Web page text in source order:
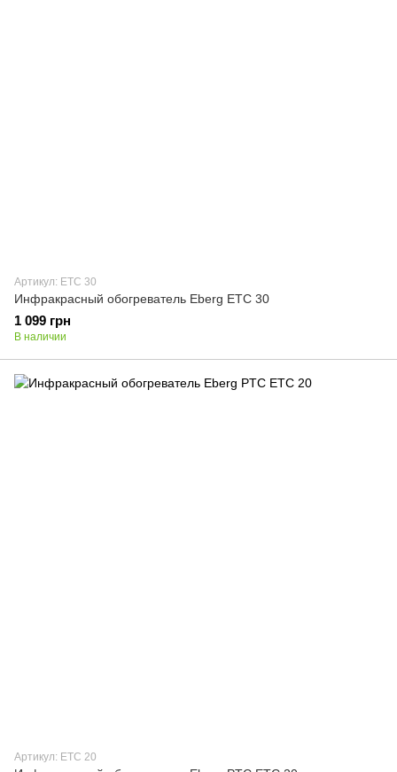
Артикул: ETC 30
Инфракрасный обогреватель Eberg ETC 30
1 099 грн
В наличии
Артикул: ETC 20